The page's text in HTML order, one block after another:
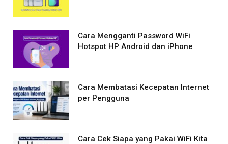
Cara Mengganti Password WiFi
Hotspot HP Android dan iPhone
Cara Membatasi Kecepatan Internet
per Pengguna
Cara Cek Siapa yang Pakai WiFi Kita